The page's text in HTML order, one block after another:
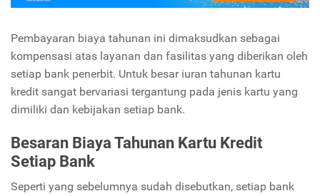
Pembayaran biaya tahunan ini dimaksudkan sebagai
kompensasi atas layanan dan fasilitas yang diberikan oleh
setiap bank penerbit. Untuk besar iuran tahunan kartu
kredit sangat bervariasi tergantung pada jenis kartu yang
dimiliki dan kebijakan setiap bank.
Besaran Biaya Tahunan Kartu Kredit
Setiap Bank
Seperti yang sebelumnya sudah disebutkan, setiap bank